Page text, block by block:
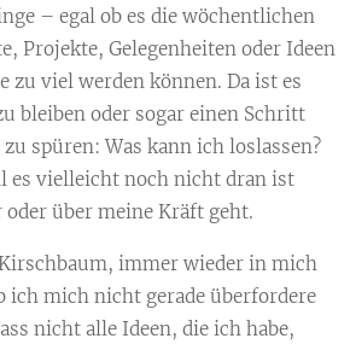
– egal ob es die wöchentlichen
Projekte, Gelegenheiten oder Ideen
zu viel werden können. Da ist es
bleiben oder sogar einen Schritt
spüren: Was kann ich loslassen?
es vielleicht noch nicht dran ist
über meine Kräft geht.
immer wieder in mich
ich mich nicht gerade überfordere
nicht alle Ideen, die ich habe,